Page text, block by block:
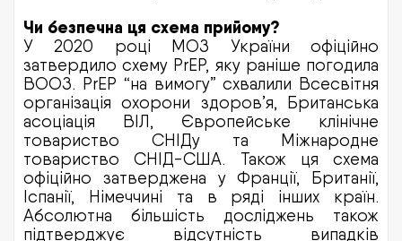
Чи безпечна ця схема прийому?
У 2020 році МОЗ України офіційно
затвердило схему PrEP, яку раніше погодила
ВООЗ. PrEP “на вимогу” схвалили Всесвітня
організація охорони здоров’я, Британська
асоціація ВІЛ, Європейське клінічне
товариство СНІДу та Міжнародне
товариство СНІД-США. Також ця схема
офіційно затверджена у Франції, Британії,
Іспанії, Німеччині та в ряді інших країн.
Абсолютна більшість досліджень також
підтверджує відсутність випадків